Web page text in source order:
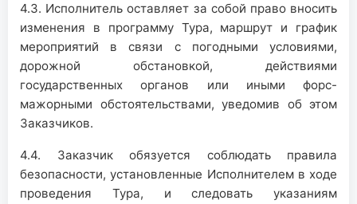
4.3. Исполнитель оставляет за собой право вносить
изменения в программу Тура, маршрут и график
мероприятий в связи с погодными условиями,
дорожной обстановкой, действиями
государственных органов или иными форс-
мажорными обстоятельствами, уведомив об этом
Заказчиков.
4.4. Заказчик обязуется соблюдать правила
безопасности, установленные Исполнителем в ходе
проведения Тура, и следовать указаниям